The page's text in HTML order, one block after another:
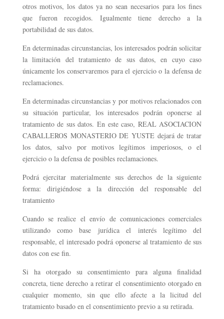
otros motivos, los datos ya no sean necesarios para los fines
que fueron recogidos. Igualmente tiene derecho a la
portabilidad de sus datos.
En determinadas circunstancias, los interesados podrán solicitar
la limitación del tratamiento de sus datos, en cuyo caso
únicamente los conservaremos para el ejercicio o la defensa de
reclamaciones.
En determinadas circunstancias y por motivos relacionados con
su situación particular, los interesados podrán oponerse al
tratamiento de sus datos. En este caso, REAL ASOCIACION
CABALLEROS MONASTERIO DE YUSTE dejará de tratar
los datos, salvo por motivos legítimos imperiosos, o el
ejercicio o la defensa de posibles reclamaciones.
Podrá ejercitar materialmente sus derechos de la siguiente
forma: dirigiéndose a la dirección del responsable del
tratamiento
Cuando se realice el envío de comunicaciones comerciales
utilizando como base jurídica el interés legítimo del
responsable, el interesado podrá oponerse al tratamiento de sus
datos con ese fin.
Si ha otorgado su consentimiento para alguna finalidad
concreta, tiene derecho a retirar el consentimiento otorgado en
cualquier momento, sin que ello afecte a la licitud del
tratamiento basado en el consentimiento previo a su retirada.